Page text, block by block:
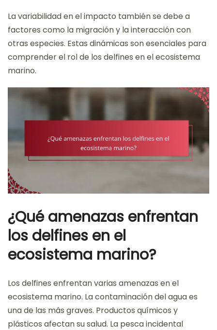
La variabilidad en el impacto también se debe a
factores como la migración y la interacción con
otras especies. Estas dinámicas son esenciales para
comprender el rol de los delfines en el ecosistema
marino.
¿Qué amenazas enfrentan
los delfines en el
ecosistema marino?
Los delfines enfrentan varias amenazas en el
ecosistema marino. La contaminación del agua es
una de las más graves. Productos químicos y
plásticos afectan su salud. La pesca incidental